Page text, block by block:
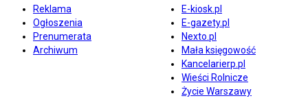
Reklama
Ogłoszenia
Prenumerata
Archiwum
E-kiosk.pl
E-gazety.pl
Nexto.pl
Mała księgowość
Kancelarierp.pl
Wieści Rolnicze
Życie Warszawy